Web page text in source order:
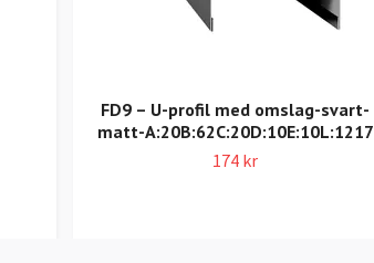
FD9 – U-profil med omslag-svart-
matt-A:20B:62C:20D:10E:10L:1217
174 kr